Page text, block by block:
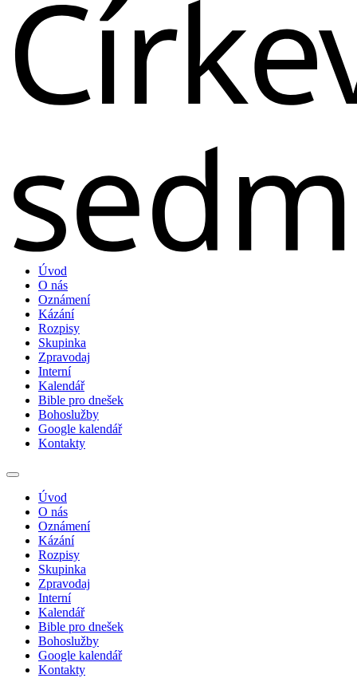
Úvod
O nás
Oznámení
Kázání
Rozpisy
Skupinka
Zpravodaj
Interní
Kalendář
Bible pro dnešek
Bohoslužby
Google kalendář
Kontakty
Úvod
O nás
Oznámení
Kázání
Rozpisy
Skupinka
Zpravodaj
Interní
Kalendář
Bible pro dnešek
Bohoslužby
Google kalendář
Kontakty